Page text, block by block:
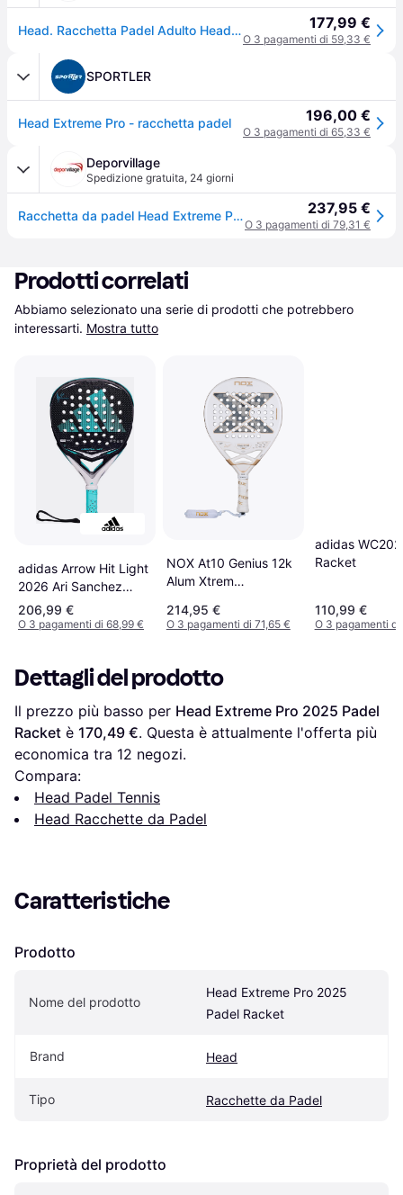
Head. Racchetta Padel Adulto Head Extreme Pro Racchette Padel Ritiro Gratis - Senza taglia 177,99 €
O 3 pagamenti di 59,33 €
SPORTLER
Head Extreme Pro - racchetta padel 196,00 €
O 3 pagamenti di 65,33 €
Deporvillage
Spedizione gratuita, 24 giorni
Racchetta da padel Head Extreme Pro 2025 - Grey 237,95 €
O 3 pagamenti di 79,31 €
Prodotti correlati
Abbiamo selezionato una serie di prodotti che potrebbero
interessarti. Mostra tutto
adidas Arrow Hit Light
2026 Ari Sanchez
Racketta Da Padel
206,99 €
O 3 pagamenti di 68,99 €
NOX At10 Genius 12k
Alum Xtrem
214,95 €
O 3 pagamenti di 71,65 €
adidas
Racket
110,99 €
O 3 pagamenti
Dettagli del prodotto
Il prezzo più basso per Head Extreme Pro 2025 Padel
Racket è 170,49 €. Questa è attualmente l'offerta più
economica tra 12 negozi.
Compara:
Head Padel Tennis
Head Racchette da Padel
Caratteristiche
Prodotto
Nome del prodotto
Head Extreme Pro 2025
Padel Racket
Brand Head
Tipo Racchette da Padel
Proprietà del prodotto